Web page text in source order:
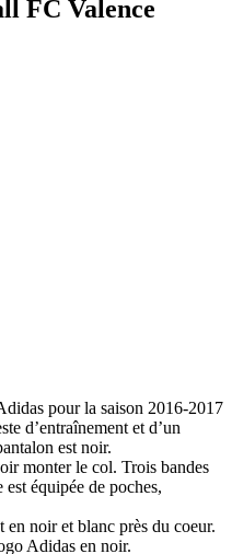
FC Valence
pour la saison 2016-2017
d’entraînement et d’un
est noir.
monter le col. Trois bandes
équipée de poches,
en noir et blanc près du coeur.
Adidas en noir.